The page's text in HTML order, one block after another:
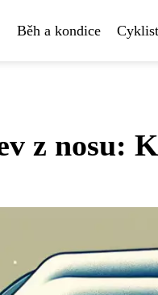
Běh a kondice
z nosu: